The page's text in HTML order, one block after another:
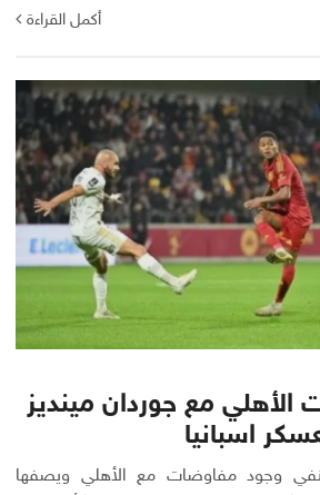
أكمل القراءة
الأهلي مع جوردان مينديز
اسبانيا
وجود مفاوضات مع الأهلي ويصفها